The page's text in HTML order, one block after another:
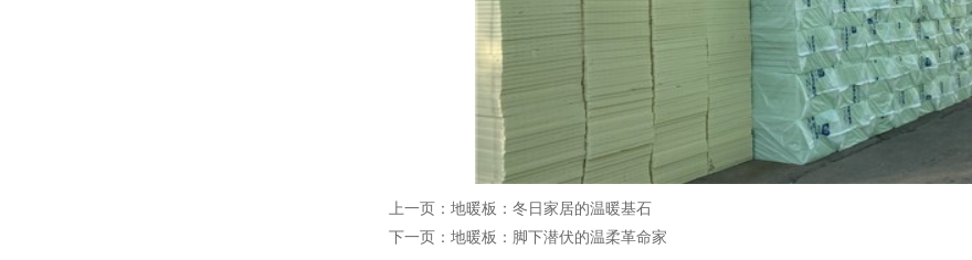
上一页： 地暖板：冬日家居的温暖基石
下一页： 地暖板：脚下潜伏的温柔革命家